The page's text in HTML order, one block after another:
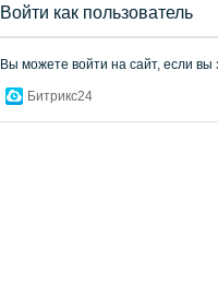
Войти как пользователь
Вы можете войти на сайт, если вы
Битрикс24